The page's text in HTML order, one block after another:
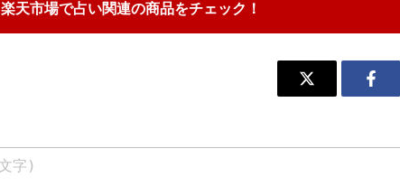
楽天市場で占い関連の商品をチェック！